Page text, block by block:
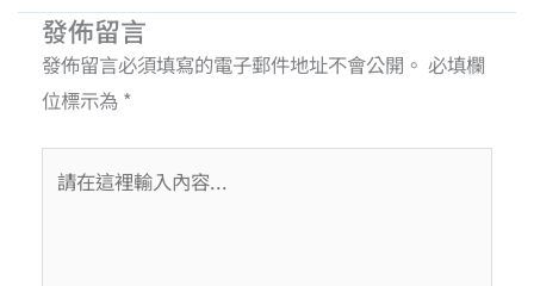
發佈留言
發佈留言必須填寫的電子郵件地址不會公開。 必填欄
位標示為 *